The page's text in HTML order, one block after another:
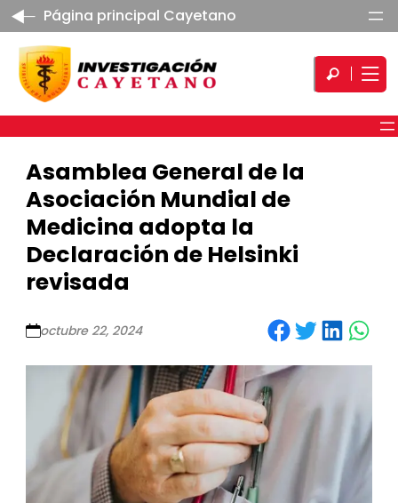
Página principal Cayetano
Asamblea General de la
Asociación Mundial de
Medicina adopta la
Declaración de Helsinki
revisada
octubre 22, 2024 Share on Facebook Share on Twitter Share on LinkedIn Share on WhatsApp